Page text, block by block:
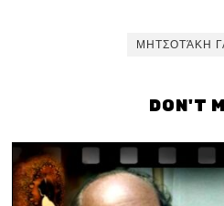
ΜΗΤΣΟΤΆΚΗ
DON'T